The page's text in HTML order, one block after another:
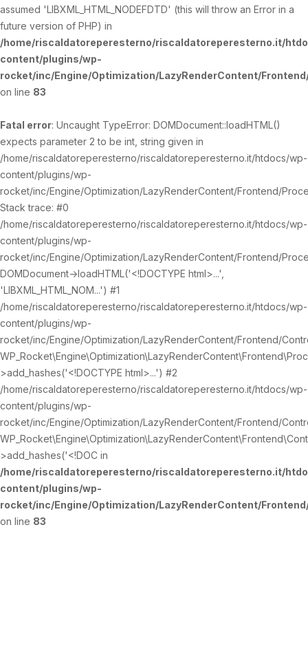
assumed 'LIBXML_HTML_NODEFDTD' (this will throw an Error in a
future version of PHP) in
/home/riscaldatoreperesterno/riscaldatoreperesterno.it/
content/plugins/wp-
rocket/inc/Engine/Optimization/LazyRenderContent/
on line 83
Fatal error: Uncaught TypeError: DOMDocument::loadHTML()
expects parameter 2 to be int, string given in
/home/riscaldatoreperesterno/riscaldatoreperesterno.it/htdocs/wp-
content/plugins/wp-
rocket/inc/Engine/Optimization/LazyRenderContent/Frontend/
Stack trace: #0
/home/riscaldatoreperesterno/riscaldatoreperesterno.it/htdocs/wp-
content/plugins/wp-
rocket/inc/Engine/Optimization/LazyRenderContent/Frontend/
DOMDocument->loadHTML('<!DOCTYPE html>...',
'LIBXML_HTML_NOM...') #1
/home/riscaldatoreperesterno/riscaldatoreperesterno.it/htdocs/wp-
content/plugins/wp-
rocket/inc/Engine/Optimization/LazyRenderContent/Frontend/
>add_hashes('<!DOCTYPE html>...') #2
/home/riscaldatoreperesterno/riscaldatoreperesterno.it/htdocs/wp-
content/plugins/wp-
rocket/inc/Engine/Optimization/LazyRenderContent/Frontend/
>add_hashes('<!DOC in
/home/riscaldatoreperesterno/riscaldatoreperesterno.it/
content/plugins/wp-
rocket/inc/Engine/Optimization/LazyRenderContent/
on line 83